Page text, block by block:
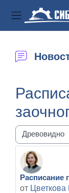
Боковая
Режим
Расписание
от
Количество